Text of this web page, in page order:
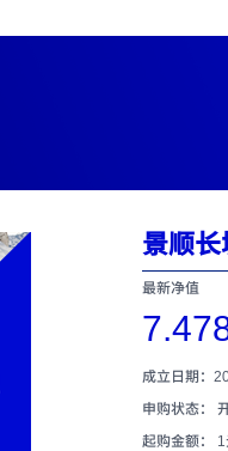
景顺长
最新净值
成立日期：
申购状态：
起购金额：